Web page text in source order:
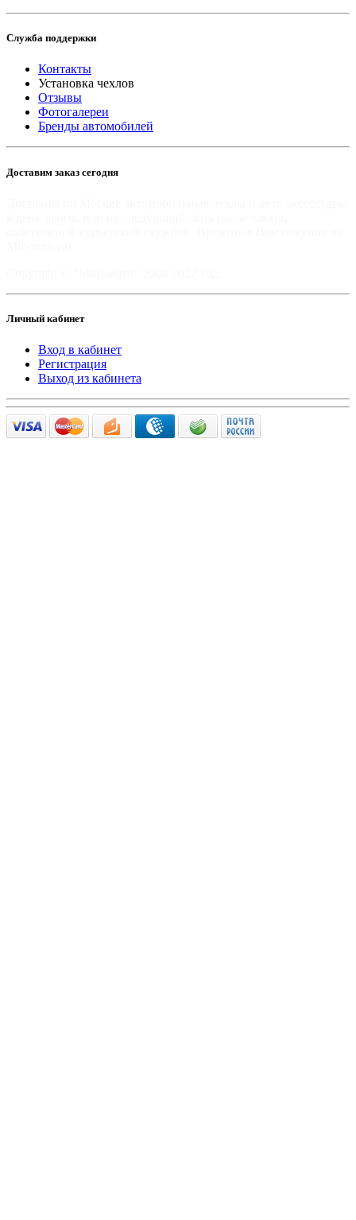
Служба поддержки
Контакты
Установка чехлов
Отзывы
Фотогалереи
Бренды автомобилей
Доставим заказ сегодня
Личный кабинет
Вход в кабинет
Регистрация
Выход из кабинета